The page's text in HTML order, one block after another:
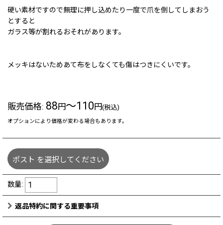
硬い素材ですので無理に押し込めたり一度で爪を倒してしまおう
とすると
ガラス等が割れるおそれがあります。
メッキはないためあて布をしなくても傷はつきにくいです。
販売価格: 88円～110円(税込)
オプションにより価格が変わる場合もあります。
ポスト を選択してください
数量:
返品特約に関する重要事項